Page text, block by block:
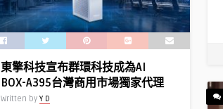
東擎科技宣布群環科技成為AI
BOX-A395台灣商用市場獨家代理
Written by Y D